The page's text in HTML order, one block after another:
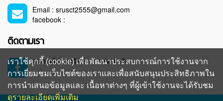
Email : srusct2555@gmail.com
facebook :
ติดตามเรา
สหกรณ์ออมทรัพย์ สร.รฟท.จำกัด
เราใช้คุกกี้ (cookie) เพื่อพัฒนาประสบการณ์การใช้งานจาก
การเยี่ยมชมเว็บไซต์ของเราและเพื่อสนับสนุนประสิทธิภาพใน
การนำเสนอข้อมูลและ เนื้อหาต่างๆ ที่ผู้เข้าใช้งานจะได้รับชม
ดูรายละเอียดเพิ่มเติม